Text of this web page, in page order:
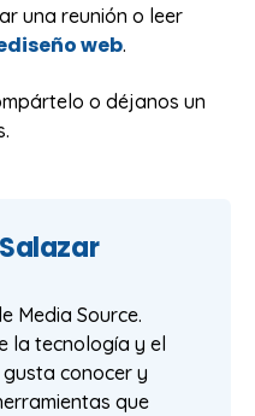
una reunión o leer
web.
o déjanos un
Media Source.
la tecnología y el
conocer y
que